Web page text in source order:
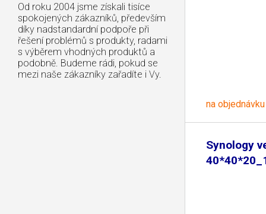
Od roku 2004 jsme získali tisíce
spokojených zákazníků, především
díky nadstandardní podpoře při
řešení problémů s produkty, radami
s výběrem vhodných produktů a
podobně. Budeme rádi, pokud se
mezi naše zákazníky zařadíte i Vy.
na objednávku
Synology